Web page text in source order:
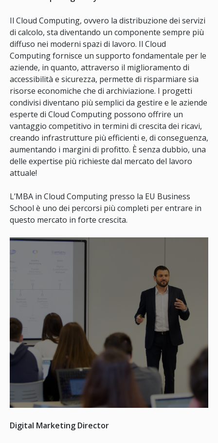
Il Cloud Computing, ovvero la distribuzione dei servizi
di calcolo, sta diventando un componente sempre più
diffuso nei moderni spazi di lavoro. Il Cloud
Computing fornisce un supporto fondamentale per le
aziende, in quanto, attraverso il miglioramento di
accessibilità e sicurezza, permette di risparmiare sia
risorse economiche che di archiviazione. I progetti
condivisi diventano più semplici da gestire e le aziende
esperte di Cloud Computing possono offrire un
vantaggio competitivo in termini di crescita dei ricavi,
creando infrastrutture più efficienti e, di conseguenza,
aumentando i margini di profitto. È senza dubbio, una
delle expertise più richieste dal mercato del lavoro
attuale!
L’MBA in Cloud Computing presso la EU Business
School è uno dei percorsi più completi per entrare in
questo mercato in forte crescita.
Digital Marketing Director